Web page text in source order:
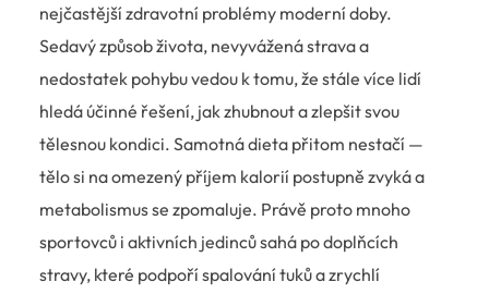
nejčastější zdravotní problémy moderní doby.
Sedavý způsob života, nevyvážená strava a
nedostatek pohybu vedou k tomu, že stále více lidí
hledá účinné řešení, jak zhubnout a zlepšit svou
tělesnou kondici. Samotná dieta přitom nestačí —
tělo si na omezený příjem kalorií postupně zvyká a
metabolismus se zpomaluje. Právě proto mnoho
sportovců i aktivních jedinců sahá po doplňcích
stravy, které podpoří spalování tuků a zrychlí